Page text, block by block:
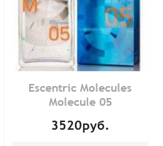
Escentric Molecules
Molecule 05
3520руб.